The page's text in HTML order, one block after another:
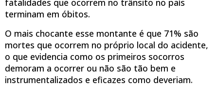
fatalidades que ocorrem no trânsito no país
terminam em óbitos.
O mais chocante esse montante é que 71% são
mortes que ocorrem no próprio local do acidente,
o que evidencia como os primeiros socorros
demoram a ocorrer ou não são tão bem e
instrumentalizados e eficazes como deveriam.